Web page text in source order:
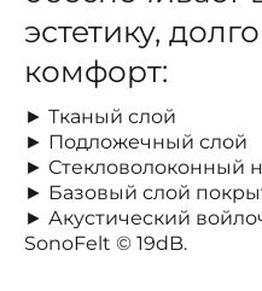
эстетику,
комфорт:
► Тканый слой
► Подложечный слой
► Стекловолоконный
► Базовый слой
► Акустический
SonoFelt © 19dB.